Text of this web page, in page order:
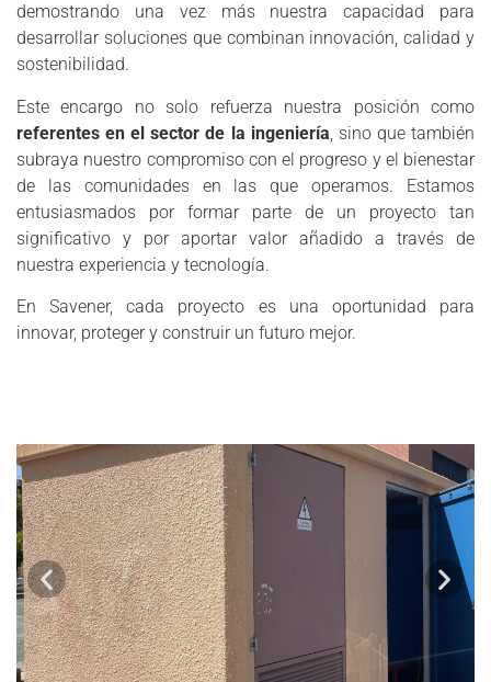
demostrando una vez más nuestra capacidad para
desarrollar soluciones que combinan innovación, calidad y
sostenibilidad.
Este encargo no solo refuerza nuestra posición como
referentes en el sector de la ingeniería , sino que también
subraya nuestro compromiso con el progreso y el bienestar
de las comunidades en las que operamos. Estamos
entusiasmados por formar parte de un proyecto tan
significativo y por aportar valor añadido a través de
nuestra experiencia y tecnología.
En Savener, cada proyecto es una oportunidad para
innovar, proteger y construir un futuro mejor.